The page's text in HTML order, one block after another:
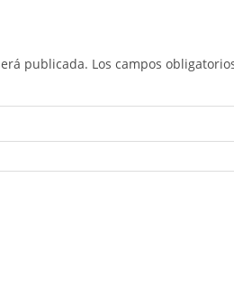
publicada. Los campos